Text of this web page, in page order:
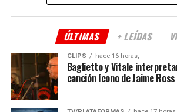
formará parte de la identidad de los
Suramericanos Santa Fe 2026 y
etapa previa como las ceremonias y
competencia en las sedes de Santa Fe,
Pastorutti
encontraba componiendo junto a
ÚLTIMAS + LEÍDAS
CLIPS hace 16 horas,
Baglietto y Vitale
canción ícono de Jaime Ross